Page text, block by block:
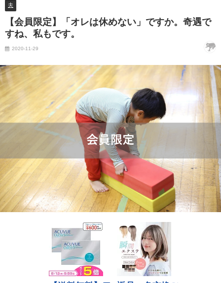
夫
【会員限定】「オレは休めない」ですか。奇遇で
すね、私もです。
2020-11-29